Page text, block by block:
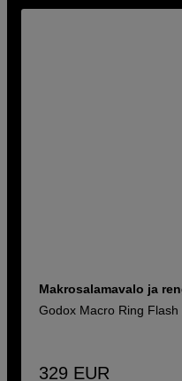
Makrosalamavalo ja
Godox Macro Ring
329 EUR